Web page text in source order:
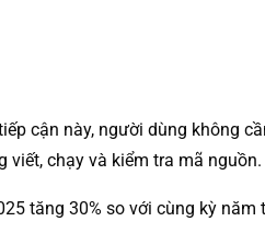
cận này, người dùng không
chạy và kiểm tra mã nguồn.
tăng 30% so với cùng kỳ